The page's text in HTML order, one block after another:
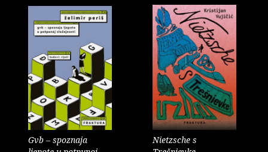
Gvb – spoznaja
Nietzsche s